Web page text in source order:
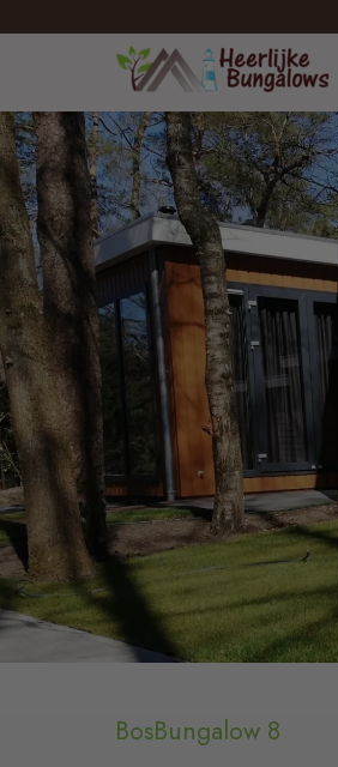
BosBungalow 8